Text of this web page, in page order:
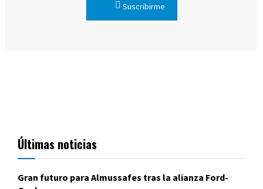
Suscribirme
Últimas noticias
Gran futuro para Almussafes tras la alianza Ford-